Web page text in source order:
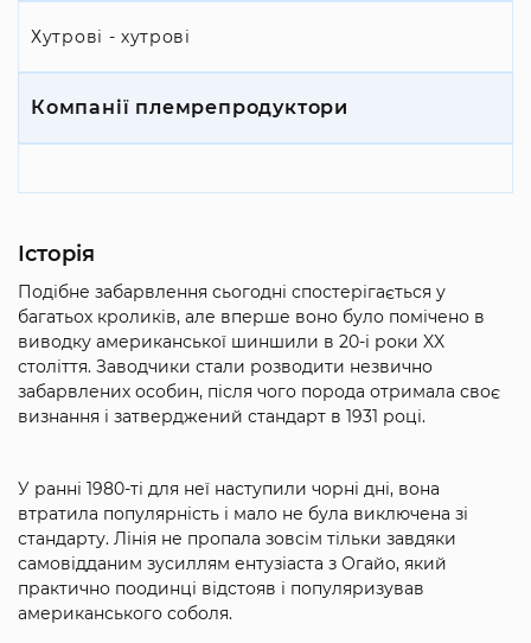
Хутрові - хутрові
Компанії племрепродуктори
Історія
Подібне забарвлення сьогодні спостерігається у
багатьох кроликів, але вперше воно було помічено в
виводку американської шиншили в 20-і роки XX
століття. Заводчики стали розводити незвично
забарвлених особин, після чого порода отримала своє
визнання і затверджений стандарт в 1931 році.
У ранні 1980-ті для неї наступили чорні дні, вона
втратила популярність і мало не була виключена зі
стандарту. Лінія не пропала зовсім тільки завдяки
самовідданим зусиллям ентузіаста з Огайо, який
практично поодинці відстояв і популяризував
американського соболя.